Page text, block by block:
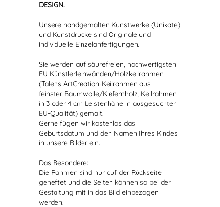
DESIGN.
Unsere handgemalten Kunstwerke (Unikate)
und Kunstdrucke sind Originale und
individuelle Einzelanfertigungen.
Sie werden auf säurefreien, hochwertigsten
EU Künstlerleinwänden/Holzkeilrahmen
(Talens ArtCreation-Keilrahmen aus
feinster Baumwolle/Kiefernholz, Keilrahmen
in 3 oder 4 cm Leistenhöhe in ausgesuchter
EU-Qualität) gemalt.
Gerne fügen wir kostenlos das
Geburtsdatum und den Namen Ihres Kindes
in unsere Bilder ein.
Das Besondere:
Die Rahmen sind nur auf der Rückseite
geheftet und die Seiten können so bei der
Gestaltung mit in das Bild einbezogen
werden.